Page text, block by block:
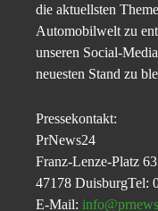
die aktuellsten
Automobilwelt zu
unseren Social-
neuesten Stand zu
Pressekontakt:
PrNews24
Franz-Lenze-Platz 63
47178 DuisburgTel:
E-Mail: